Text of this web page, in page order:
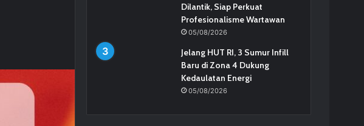
Dilantik, Siap Perkuat
Profesionalisme Wartawan
05/08/2026
Jelang HUT RI, 3 Sumur Infill
Baru di Zona 4 Dukung
Kedaulatan Energi
05/08/2026